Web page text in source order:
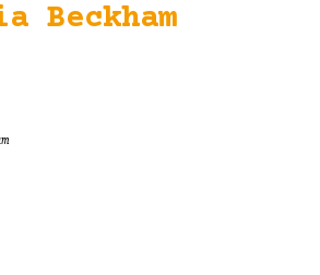
Beckham